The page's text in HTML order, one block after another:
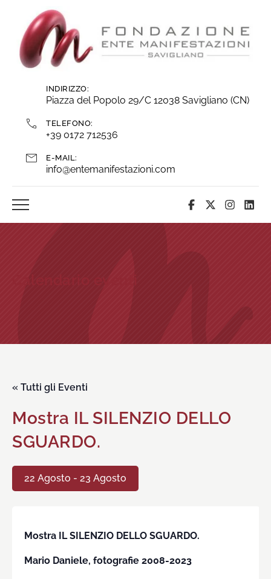
contenuti
INDIRIZZO:
Piazza del Popolo 29/C 12038 Savigliano (CN)
TELEFONO:
+39 0172 712536
E-MAIL:
info@entemanifestazioni.com
« Tutti gli Eventi
Mostra IL SILENZIO DELLO
SGUARDO.
22 Agosto - 23 Agosto
Mostra IL SILENZIO DELLO SGUARDO.
Mario Daniele, fotografie 2008-2023